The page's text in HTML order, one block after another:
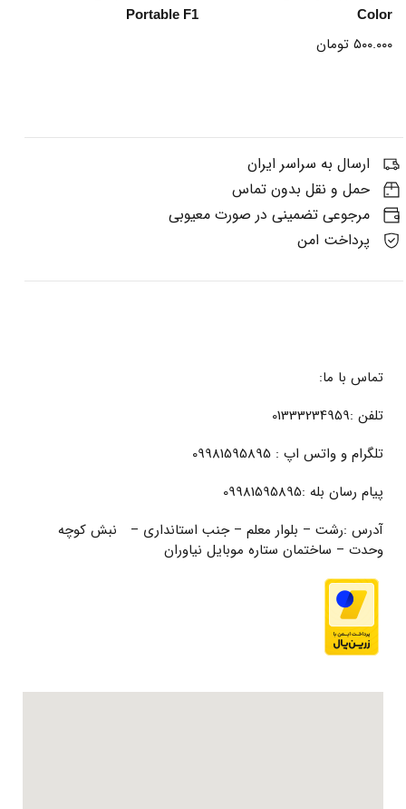
Color
۵۰۰.۰۰۰ تومان
Portable F1
ارسال به سراسر ایران
حمل و نقل بدون تماس
مرجوعی تضمینی در صورت معیوبی
پرداخت امن
تماس با ما:
تلفن :01333234959
تلگرام و واتس اپ : 09981595895
پیام رسان بله :09981595895
آدرس :رشت – بلوار معلم – جنب استانداری – نبش کوچه
وحدت – ساختمان ستاره موبایل نیاوران